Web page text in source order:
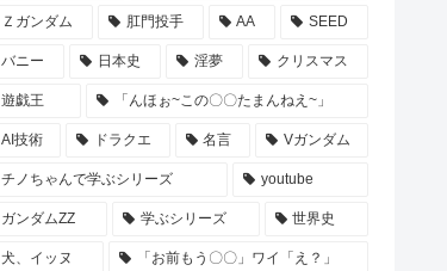
Ｚガンダム 肛門投手 AA SEED
バニー 日本史 淫夢 クリスマス
遊戯王 「んほぉ~この〇〇たまんねえ~」
AI技術 ドラクエ 名言 Vガンダム
チノちゃんで学ぶシリーズ youtube
ガンダムZZ 学ぶシリーズ 世界史
犬、イッヌ 「お前もう〇〇」ワイ「え？」